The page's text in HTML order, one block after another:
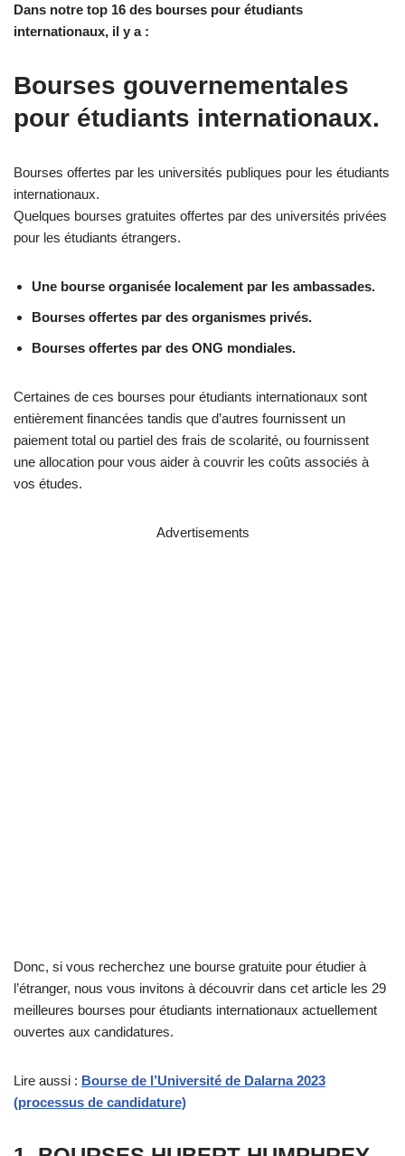
Dans notre top 16 des bourses pour étudiants
internationaux, il y a :
Bourses gouvernementales
pour étudiants internationaux.
Bourses offertes par les universités publiques pour les étudiants
internationaux.
Quelques bourses gratuites offertes par des universités privées
pour les étudiants étrangers.
Une bourse organisée localement par les ambassades.
Bourses offertes par des organismes privés.
Bourses offertes par des ONG mondiales.
Certaines de ces bourses pour étudiants internationaux sont
entièrement financées tandis que d’autres fournissent un
paiement total ou partiel des frais de scolarité, ou fournissent
une allocation pour vous aider à couvrir les coûts associés à
vos études.
Advertisements
Donc, si vous recherchez une bourse gratuite pour étudier à
l’étranger, nous vous invitons à découvrir dans cet article les 29
meilleures bourses pour étudiants internationaux actuellement
ouvertes aux candidatures.
Lire aussi : Bourse de l’Université de Dalarna 2023
(processus de candidature)